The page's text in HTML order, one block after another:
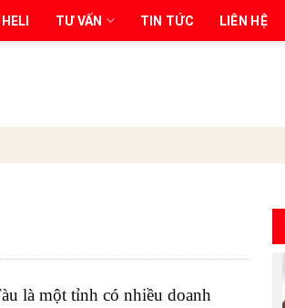
TƯ VẤN TIN TỨC LIÊN HỆ
là một tỉnh có nhiều doanh